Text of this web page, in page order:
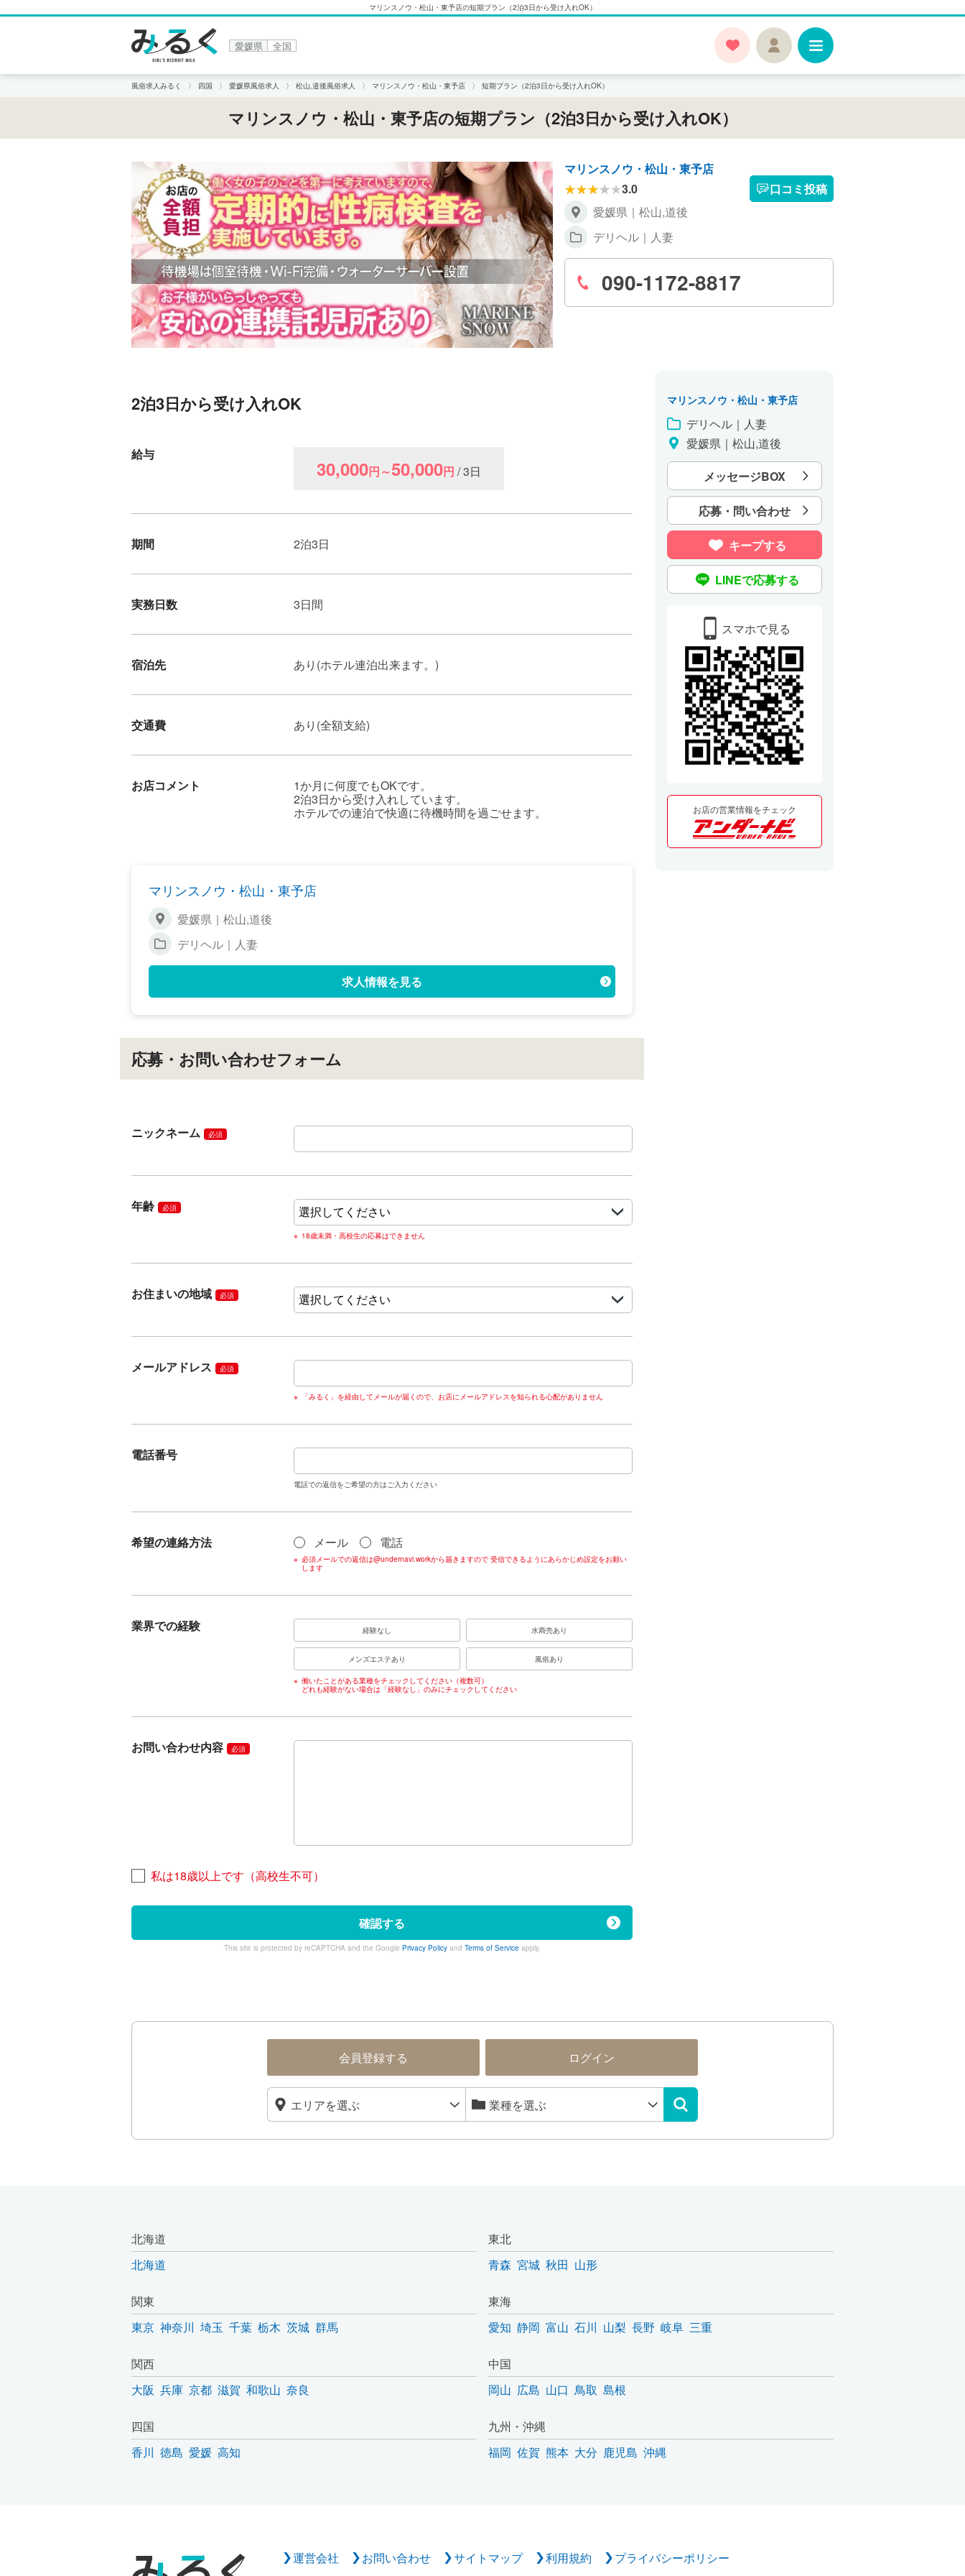
マリンスノウ・松山・東予店の短期プラン（2泊3日から受け入れOK）
愛媛県 全国
風俗求人みるく 四国 愛媛県風俗求人 松山,道後風俗求人 マリンスノウ・松山・東予店 短期プラン（2泊3日から受け入れOK）
マリンスノウ・松山・東予店の短期プラン（2泊3日から受け入れOK）
マリンスノウ・松山・東予店
3.0
口コミ投稿
愛媛県｜松山,道後
デリヘル｜人妻
090-1172-8817
2泊3日から受け入れOK
給与
30,000円～50,000円 / 3日
期間 2泊3日
実務日数 3日間
宿泊先 あり(ホテル連泊出来ます。)
交通費 あり(全額支給)
お店コメント
1か月に何度でもOKです。
2泊3日から受け入れしています。
ホテルでの連泊で快適に待機時間を過ごせます。
マリンスノウ・松山・東予店
愛媛県｜松山,道後
デリヘル｜人妻
求人情報を見る
応募・お問い合わせフォーム
ニックネーム 必須
年齢 必須
18歳未満・高校生の応募はできません
お住まいの地域 必須
メールアドレス 必須
「みるく」を経由してメールが届くので、お店にメールアドレスを知られる心配がありません
電話番号
電話での返信をご希望の方はご入力ください
希望の連絡方法 メール 電話
必須メールでの返信は@undernavi.workから届きますので 受信できるようにあらかじめ設定をお願い
します
業界での経験 経験なし 水商売あり
メンズエステあり 風俗あり
働いたことがある業種をチェックしてください（複数可）
どれも経験がない場合は「経験なし」のみにチェックしてください
お問い合わせ内容 必須
私は18歳以上です（高校生不可）
確認する
This site is protected by reCAPTCHA and the Google Privacy Policyand Terms of Serviceapply.
マリンスノウ・松山・東予店
デリヘル｜人妻
愛媛県｜松山,道後
メッセージBOX
応募・問い合わせ
キープする
LINEで応募する
スマホで見る
お店の営業情報をチェック
会員登録する ログイン
北海道
北海道
東北
青森 宮城 秋田 山形
関東
東京 神奈川 埼玉 千葉 栃木 茨城 群馬
東海
愛知 静岡 富山 石川 山梨 長野 岐阜 三重
関西
大阪 兵庫 京都 滋賀 和歌山 奈良
中国
岡山 広島 山口 鳥取 島根
四国
香川 徳島 愛媛 高知
九州・沖縄
福岡 佐賀 熊本 大分 鹿児島 沖縄
運営会社 お問い合わせ サイトマップ 利用規約
プライバシーポリシー